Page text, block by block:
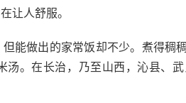
让人舒服。
能做出的家常饭却不少。煮得稠
汤。在长治，乃至山西，沁县、